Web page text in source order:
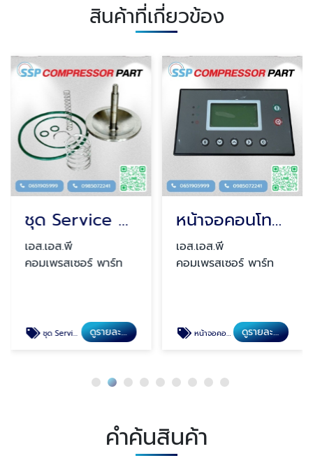
สินค้าที่เกี่ยวข้อง
ชุด Service Kit เช็คระยะปั๊มลมสกรู
เอส.เอส.พี
คอมเพรสเซอร์ พาร์ท
ชุด Service Kit เช็คระยะปั๊มลมสกรู ดูรายละเอียด
หน้าจอคอนโทรลปั๊มลม board
เอส.เอส.พี
คอมเพรสเซอร์ พาร์ท
หน้าจอคอนโทรลปั๊มลม board ดูรายละเอียด
คำค้นสินค้า